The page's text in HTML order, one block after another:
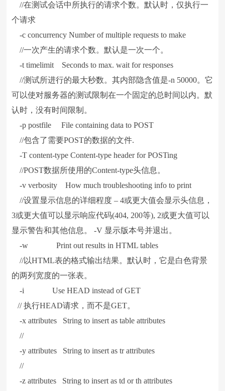
//在测试会话中所执行的请求个数。默认时，仅执行一
个请求
-c concurrency Number of multiple requests to make
//一次产生的请求个数。默认是一次一个。
-t timelimit Seconds to max. wait for responses
//测试所进行的最大秒数。其内部隐含值是-n 50000。它
可以使对服务器的测试限制在一个固定的总时间以内。默
认时，没有时间限制。
-p postfile File containing data to POST
//包含了需要POST的数据的文件.
-T content-type Content-type header for POSTing
//POST数据所使用的Content-type头信息。
-v verbosity How much troubleshooting info to print
//设置显示信息的详细程度 – 4或更大值会显示头信息，
3或更大值可以显示响应代码(404, 200等), 2或更大值可以
显示警告和其他信息。 -V 显示版本号并退出。
-w Print out results in HTML tables
//以HTML表的格式输出结果。默认时，它是白色背景
的两列宽度的一张表。
-i Use HEAD instead of GET
// 执行HEAD请求，而不是GET。
-x attributes String to insert as table attributes
//
-y attributes String to insert as tr attributes
//
-z attributes String to insert as td or th attributes